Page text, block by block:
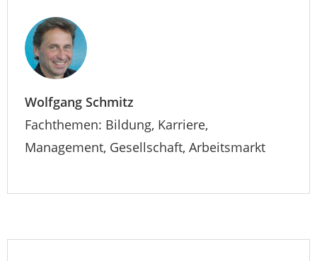
Wolfgang Schmitz
Fachthemen: Bildung, Karriere,
Management, Gesellschaft, Arbeitsmarkt